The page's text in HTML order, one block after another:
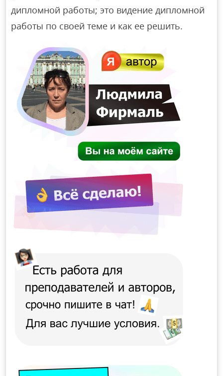
дипломной работы; это видение дипломной
работы по своей теме и как ее решить.